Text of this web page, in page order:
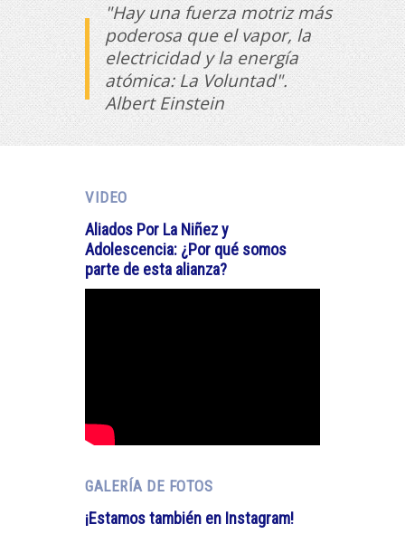
"Hay una fuerza motriz más
poderosa que el vapor, la
electricidad y la energía
atómica: La Voluntad".
Albert Einstein
VIDEO
Aliados Por La Niñez y
Adolescencia: ¿Por qué somos
parte de esta alianza?
GALERÍA DE FOTOS
¡Estamos también en Instagram!